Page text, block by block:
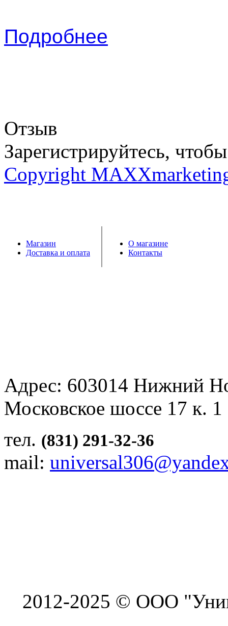
Подробнее
Отзыв
Зарегистрируйтесь,
Copyright
Магазин
Доставка и оплата
О магазине
Контакты
Адрес: 603014 Нижний
Московское шоссе 17 к.
тел. (831) 291-32-36
mail:
2012-2025 © ООО